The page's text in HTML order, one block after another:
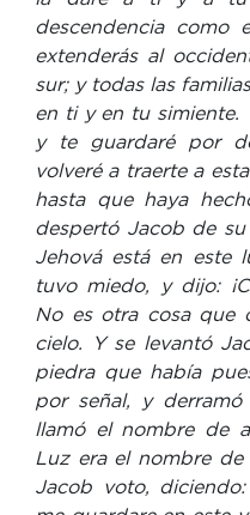
descendencia
extenderás al
sur; y todas las
en ti y en tu
y te guardaré por
volveré a traerte a
hasta que haya
despertó Jacob de
Jehová está en
tuvo miedo, y dijo:
No es otra cosa que
cielo. Y se levantó
piedra que había
por señal, y
llamó el nombre de
Luz era el nombre
Jacob voto,